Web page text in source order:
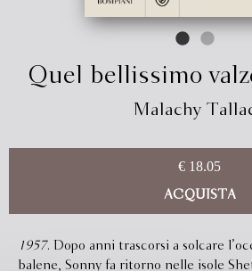
Quel bellissimo
Malachy
€ 18.05
ACQUISTA
1957. Dopo anni trascorsi a solcare
balene, Sonny fa ritorno nelle isole